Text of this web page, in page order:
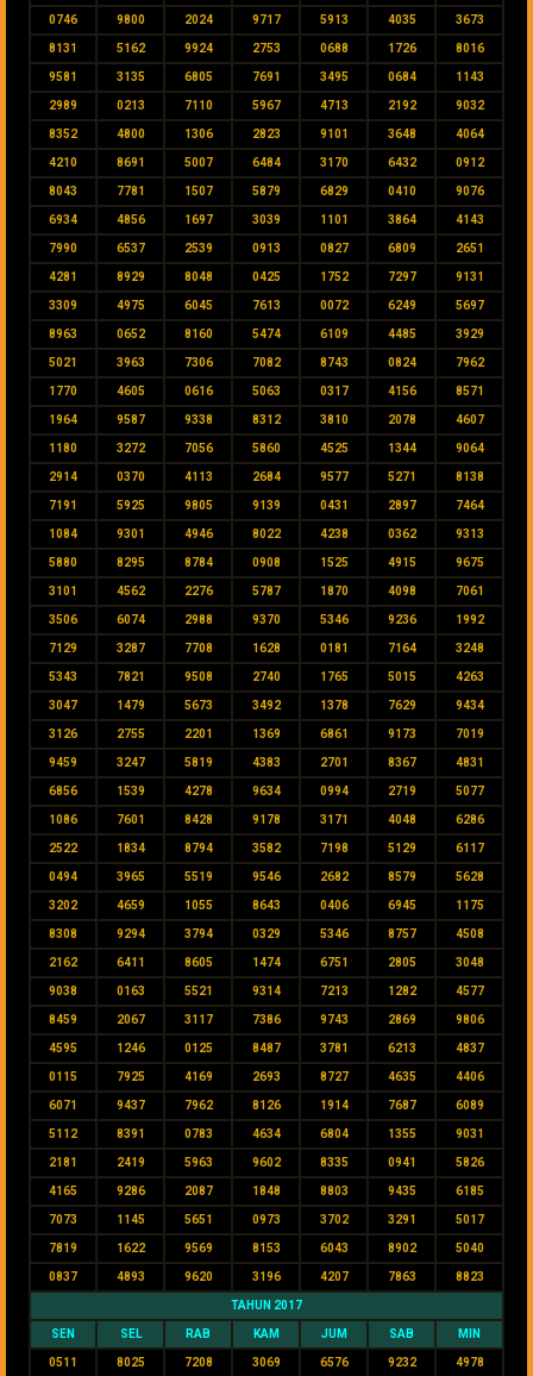
0746 9800 2024 9717 5913 4035 3673
8131 5162 9924 2753 0688 1726 8016
9581 3135 6805 7691 3495 0684 1143
2989 0213 7110 5967 4713 2192 9032
8352 4800 1306 2823 9101 3648 4064
4210 8691 5007 6484 3170 6432 0912
8043 7781 1507 5879 6829 0410 9076
6934 4856 1697 3039 1101 3864 4143
7990 6537 2539 0913 0827 6809 2651
4281 8929 8048 0425 1752 7297 9131
3309 4975 6045 7613 0072 6249 5697
8963 0652 8160 5474 6109 4485 3929
5021 3963 7306 7082 8743 0824 7962
1770 4605 0616 5063 0317 4156 8571
1964 9587 9338 8312 3810 2078 4607
1180 3272 7056 5860 4525 1344 9064
2914 0370 4113 2684 9577 5271 8138
7191 5925 9805 9139 0431 2897 7464
1084 9301 4946 8022 4238 0362 9313
5880 8295 8784 0908 1525 4915 9675
3101 4562 2276 5787 1870 4098 7061
3506 6074 2988 9370 5346 9236 1992
7129 3287 7708 1628 0181 7164 3248
5343 7821 9508 2740 1765 5015 4263
3047 1479 5673 3492 1378 7629 9434
3126 2755 2201 1369 6861 9173 7019
9459 3247 5819 4383 2701 8367 4831
6856 1539 4278 9634 0994 2719 5077
1086 7601 8428 9178 3171 4048 6286
2522 1834 8794 3582 7198 5129 6117
0494 3965 5519 9546 2682 8579 5628
3202 4659 1055 8643 0406 6945 1175
8308 9294 3794 0329 5346 8757 4508
2162 6411 8605 1474 6751 2805 3048
9038 0163 5521 9314 7213 1282 4577
8459 2067 3117 7386 9743 2869 9806
4595 1246 0125 8487 3781 6213 4837
0115 7925 4169 2693 8727 4635 4406
6071 9437 7962 8126 1914 7687 6089
5112 8391 0783 4634 6804 1355 9031
2181 2419 5963 9602 8335 0941 5826
4165 9286 2087 1848 8803 9435 6185
7073 1145 5651 0973 3702 3291 5017
7819 1622 9569 8153 6043 8902 5040
0837 4893 9620 3196 4207 7863 8823
TAHUN 2017
SEN SEL RAB KAM JUM SAB MIN
0511 8025 7208 3069 6576 9232 4978